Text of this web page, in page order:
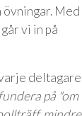
övningar. Med
vi in på
deltagare
på "om